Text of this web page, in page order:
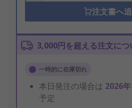
注文書へ
3,000円を超える注文に
一時的に在庫切れ
本日発注の場合は 2026
予定